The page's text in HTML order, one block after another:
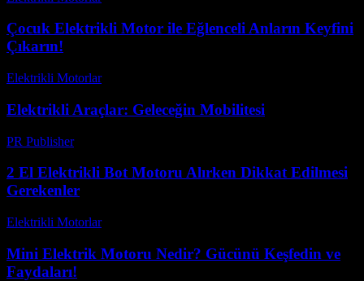
Çocuk Elektrikli Motor ile Eğlenceli Anların Keyfini
Çıkarın!
Elektrikli Motorlar-
Elektrikli Araçlar: Geleceğin Mobilitesi
PR Publisher-
2 El Elektrikli Bot Motoru Alırken Dikkat Edilmesi
Gerekenler
Elektrikli Motorlar-
Mini Elektrik Motoru Nedir? Gücünü Keşfedin ve
Faydaları!